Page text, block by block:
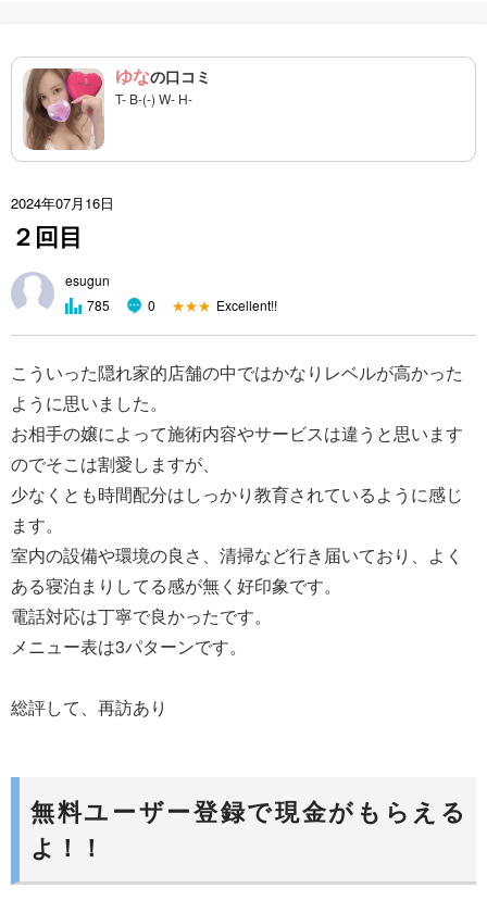
ゆなの口コミ
T- B-(-) W- H-
2024年07月16日
２回目
esugun
785
0 ★★★ Excellent!!
こういった隠れ家的店舗の中ではかなりレベルが高かった
ように思いました。
お相手の嬢によって施術内容やサービスは違うと思います
のでそこは割愛しますが、
少なくとも時間配分はしっかり教育されているように感じ
ます。
室内の設備や環境の良さ、清掃など行き届いており、よく
ある寝泊まりしてる感が無く好印象です。
電話対応は丁寧で良かったです。
メニュー表は3パターンです。
総評して、再訪あり
無料ユーザー登録で現金がもらえる
よ！！